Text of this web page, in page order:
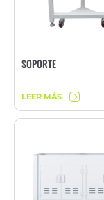
SOPORTE
LEER MÁS